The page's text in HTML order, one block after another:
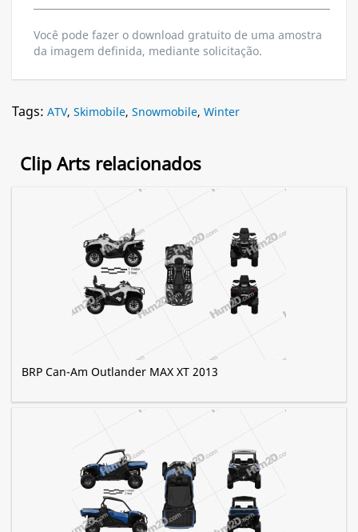
Você pode fazer o download gratuito de uma amostra
da imagem definida, mediante solicitação.
Tags: ATV, Skimobile, Snowmobile, Winter
Clip Arts relacionados
BRP Can-Am Outlander MAX XT 2013